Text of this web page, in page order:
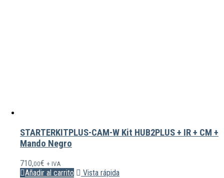
STARTERKITPLUS-CAM-W Kit HUB2PLUS + IR + CM +
Mando Negro
710,00€ + IVA
Añadir al carrito Vista rápida